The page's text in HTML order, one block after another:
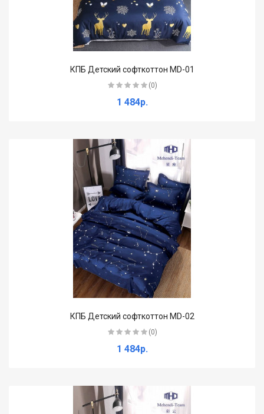
КПБ Детский софткоттон MD-01
(0)
1 484р.
КПБ Детский софткоттон MD-02
(0)
1 484р.